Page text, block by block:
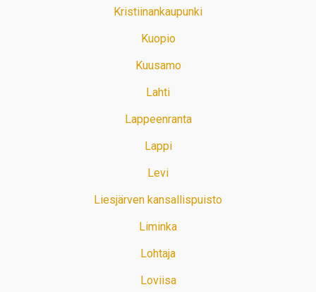
Kristiinankaupunki
Kuopio
Kuusamo
Lahti
Lappeenranta
Lappi
Levi
Liesjärven kansallispuisto
Liminka
Lohtaja
Loviisa